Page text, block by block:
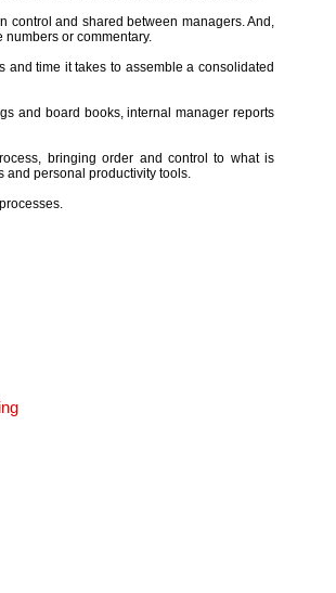
control and shared between managers. And,
or commentary.
time it takes to assemble a consolidated
and board books, internal manager reports
bringing order and control to what is
and personal productivity tools.